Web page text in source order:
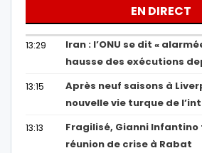
EN DIRECT
13:29
Iran : l’ONU se dit «
hausse des exécutions
13:15
Après neuf saisons à
nouvelle vie turque de
13:13
Fragilisé, Gianni
réunion de crise à Rabat